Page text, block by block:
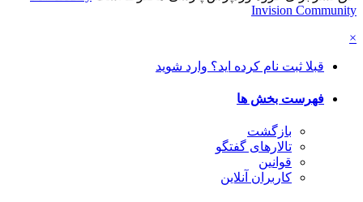
Invision Community
×
قبلا ثبت نام کرده اید؟ وارد شوید
فهرست بخش ها
بازگشت
تالارهای گفتگو
قوانین
کاربران آنلاین